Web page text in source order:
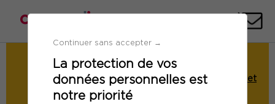
Continuer sans accepter →
La protection de vos
données personnelles est
notre priorité
Demande de Devis
Formation : Analyse, data visualisation et
introduction au data storytelling